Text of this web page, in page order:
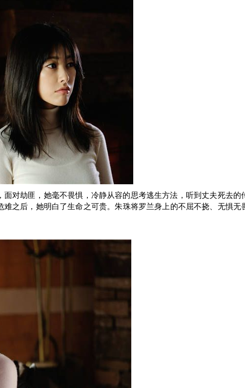
对劫匪，她毫不畏惧，冷静从容的思考逃生方法，听到丈夫死去的
之后，她明白了生命之可贵。朱珠将罗兰身上的不屈不挠、无惧无